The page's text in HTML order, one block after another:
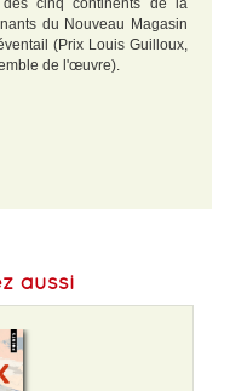
des cinq continents de la
du Nouveau Magasin
(Prix Louis Guilloux,
de l'œuvre).
aussi